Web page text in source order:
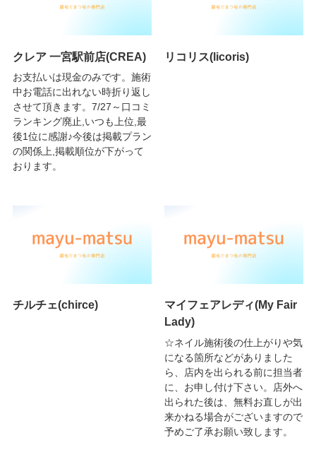
クレア 一宮駅前店(CREA)
お支払いは現金のみです。施術
中お電話に出れない時折り返し
させて頂きます。7/27～口コミ
ランキング廃止,いつも上位,最
後1位に感謝♪今後は掲載プラン
の関係上,掲載順位が下がって
おります。
リコリス(licoris)
チルチェ(chirce)
マイフェアレディ(My Fair
Lady)
☆ネイル施術後の仕上がりや気
になる箇所などがありました
ら、店内を出られる前に担当者
に、お申し付け下さい。店外へ
出られた後は、無料お直しが出
来かねる場合がございますので
予めご了承お願い致します。